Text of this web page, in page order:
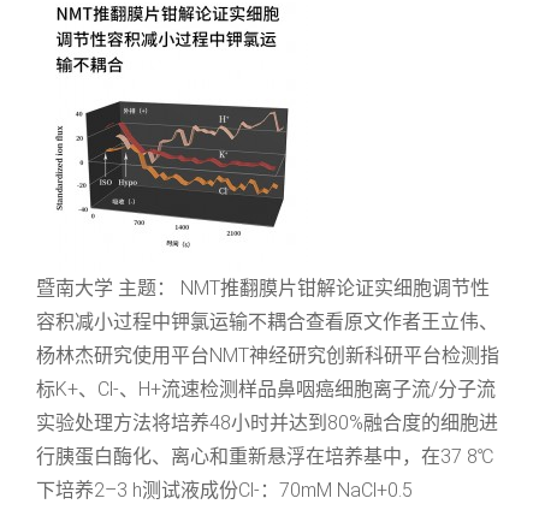
暨南大学 主题： NMT推翻膜片钳解论证实细胞调节性
容积减小过程中钾氯运输不耦合查看原文作者王立伟、
杨林杰研究使用平台NMT神经研究创新科研平台检测指
标K+、Cl-、H+流速检测样品鼻咽癌细胞离子流/分子流
实验处理方法将培养48小时并达到80%融合度的细胞进
行胰蛋白酶化、离心和重新悬浮在培养基中，在37 8℃
下培养2–3 h测试液成份Cl-：70mM NaCl+0.5